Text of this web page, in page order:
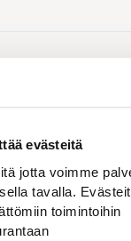
evästeitä
jotta voimme
tavalla.
toimintoihin